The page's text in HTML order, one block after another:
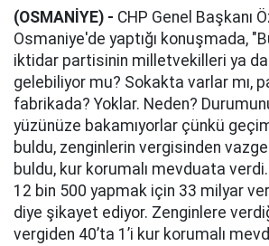
(OSMANİYE) - CHP Genel Başkanı
Osmaniye'de yaptığı konuşmada,
iktidar partisinin milletvekilleri ya da
gelebiliyor mu? Sokakta varlar mı,
fabrikada? Yoklar. Neden?
yüzünüze bakamıyorlar çünkü
buldu, zenginlerin vergisinden
buldu, kur korumalı mevduata verdi.
12 bin 500 yapmak için 33 milyar
diye şikayet ediyor. Zenginlere
vergiden 40’ta 1’i kur korumalı